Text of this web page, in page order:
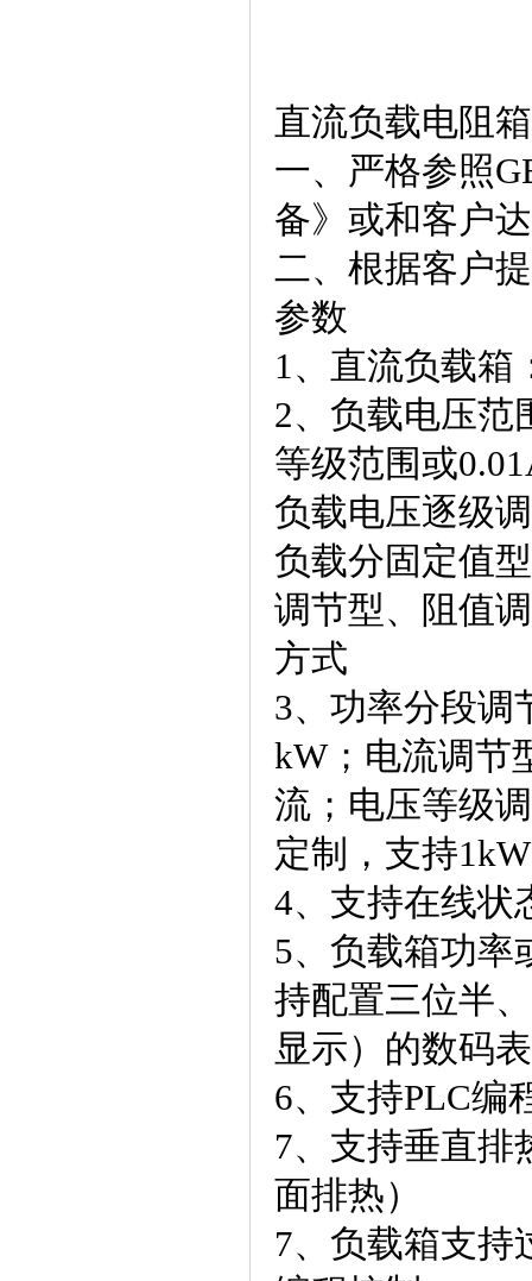
直流负载电阻
一、严格参照
备》或和客户
二、根据客户
参数
1、直流负载
2、负载电压范
等级范围或
负载电压逐级
负载分固定值
调节型、阻值
方式
3、功率分段调
kW；电流调节
流；电压等级
定制，支持
4、支持在线状
5、负载箱功率
持配置三位半
显示）的数码
6、支持PLC编
7、支持垂直排
面排热）
7、负载箱支持